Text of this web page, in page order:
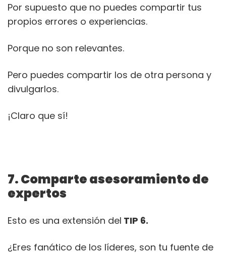
Por supuesto que no puedes compartir tus
propios errores o experiencias.
Porque no son relevantes.
Pero puedes compartir los de otra persona y
divulgarlos.
¡Claro que sí!
7. Comparte asesoramiento de
expertos
Esto es una extensión del TIP 6.
¿Eres fanático de los líderes, son tu fuente de